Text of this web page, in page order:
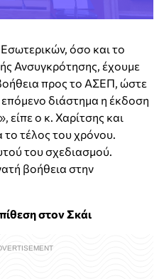
όσο και το
Ανσυγκρότησης, έχουμε
προς το ΑΣΕΠ, ώστε
διάστημα η έκδοση
ο κ. Χαρίτσης και
τέλος του χρόνου.
του σχεδιασμού.
βοήθεια στην
στον Σκάι